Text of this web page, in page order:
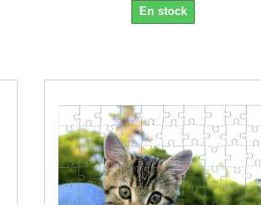
En stock